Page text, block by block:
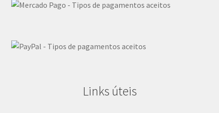
Links úteis